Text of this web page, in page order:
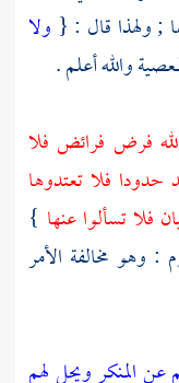
; ولهذا قال : { ولا
والله أعلم .
فرض فرائض فلا
فلا تعتدوها
تسألوا عنها }
: وهو مخالفة الأمر
عن المنكر ويحل لهم